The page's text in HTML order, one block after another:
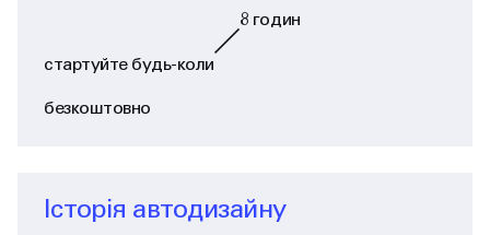
стартуйте будь-коли
8 годин
безкоштовно
Історія автодизайну